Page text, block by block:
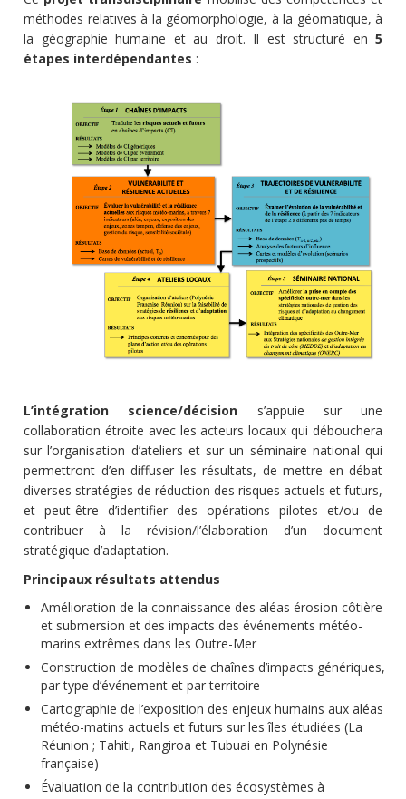
méthodes relatives à la géomorphologie, à la géomatique, à
la géographie humaine et au droit. Il est structuré en 5
étapes interdépendantes :
L’intégration science/décision s’appuie sur une
collaboration étroite avec les acteurs locaux qui débouchera
sur l’organisation d’ateliers et sur un séminaire national qui
permettront d’en diffuser les résultats, de mettre en débat
diverses stratégies de réduction des risques actuels et futurs,
et peut-être d’identifier des opérations pilotes et/ou de
contribuer à la révision/l’élaboration d’un document
stratégique d’adaptation.
Principaux résultats attendus
Amélioration de la connaissance des aléas érosion côtière
et submersion et des impacts des événements météo-
marins extrêmes dans les Outre-Mer
Construction de modèles de chaînes d’impacts génériques,
par type d’événement et par territoire
Cartographie de l’exposition des enjeux humains aux aléas
météo-matins actuels et futurs sur les îles étudiées (La
Réunion ; Tahiti, Rangiroa et Tubuai en Polynésie
française)
Évaluation de la contribution des écosystèmes à